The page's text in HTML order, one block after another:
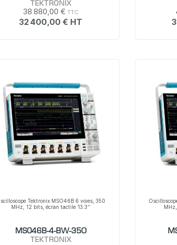
TEKTRONIX
38 880,00 €
32 400,00 €
Tektronix MSO46B 6 voies, 350
MHz, 12 bits, écran tactile 13.3''
MSO46B-4-BW-350
TEKTRONIX